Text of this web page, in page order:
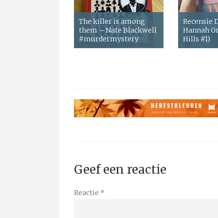
The killer is among
them – Nate Blackwell
#murdermystery
Recensie
Hannah
Hills #1)
Geef een reactie
Reactie *